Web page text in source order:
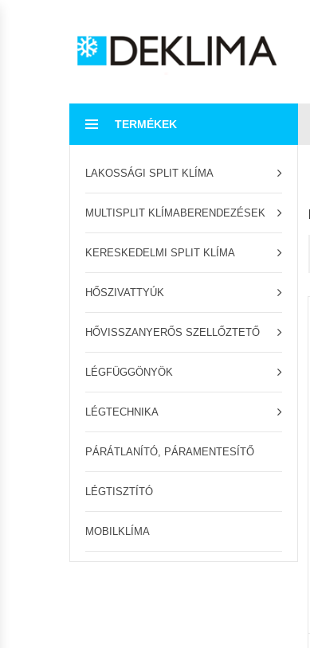
TERMÉKEK
LAKOSSÁGI SPLIT KLÍMA
MULTISPLIT KLÍMABERENDEZÉSEK
KERESKEDELMI SPLIT KLÍMA
HŐSZIVATTYÚK
HŐVISSZANYERŐS SZELLŐZTETŐ
LÉGFÜGGÖNYÖK
LÉGTECHNIKA
PÁRÁTLANÍTÓ, PÁRAMENTESÍTŐ
LÉGTISZTÍTÓ
MOBILKLÍMA